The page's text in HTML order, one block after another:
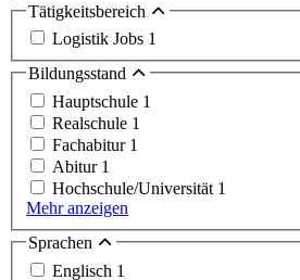
Tätigkeitsbereich
Logistik Jobs 1
Bildungsstand
Hauptschule 1
Realschule 1
Fachabitur 1
Abitur 1
Hochschule/Universität 1
Mehr anzeigen
Sprachen
Englisch 1